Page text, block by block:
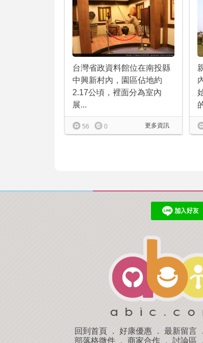
台灣省政資料館位在南投縣
中興新村內，園區佔地約
2.17公頃，裡面分為室內
展...
更多資訊
56 0
回到首頁 ． 好康優惠 ． 最新留言
部落格微件． 商家合作． 討論區